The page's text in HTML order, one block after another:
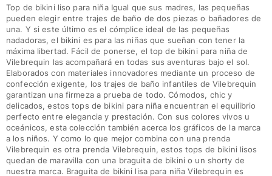
Pantalones
Sweatshirts
Camisetas
Colección loungewear
Kimonos
Ver todo Pret-a-porter
Yachting collection
Ver todo Yachting collection
Niño
Top de bikini liso para niña Igual que sus madres, las pequeñas
pueden elegir entre trajes de baño de dos piezas o bañadores de
una. Y si este último es el cómplice ideal de las pequeñas
nadadoras, el bikini es para las niñas que sueñan con tener la
máxima libertad. Fácil de ponerse, el top de bikini para niña de
Vilebrequin las acompañará en todas sus aventuras bajo el sol.
Elaborados con materiales innovadores mediante un proceso de
confección exigente, los trajes de baño infantiles de Vilebrequin
garantizan una firmeza a prueba de todo. Cómodos, chic y
delicados, estos tops de bikini para niña encuentran el equilibrio
perfecto entre elegancia y prestación. Con sus colores vivos u
oceánicos, esta colección también acerca los gráficos de la marca
a los niños. Y como lo que mejor combina con una prenda
Vilebrequin es otra prenda Vilebrequin, estos tops de bikini lisos
quedan de maravilla con una braguita de bikini o un shorty de
nuestra marca. Braguita de bikini lisa para niña Vilebrequin es